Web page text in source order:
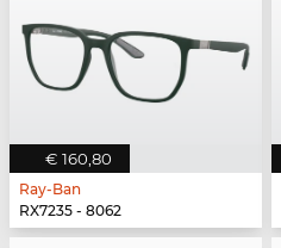
€ 160,80
Ray-Ban
RX7235 - 8062